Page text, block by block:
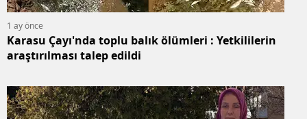
1 ay önce
Karasu Çayı'nda toplu balık ölümleri : Yetkililerin
araştırılması talep edildi